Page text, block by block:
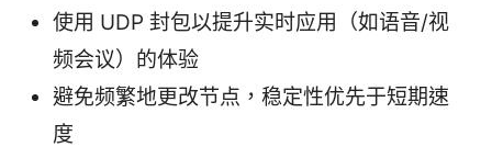
使用 UDP 封包以提升实时应用（如语音/视
频会议）的体验
避免频繁地更改节点，稳定性优先于短期速
度